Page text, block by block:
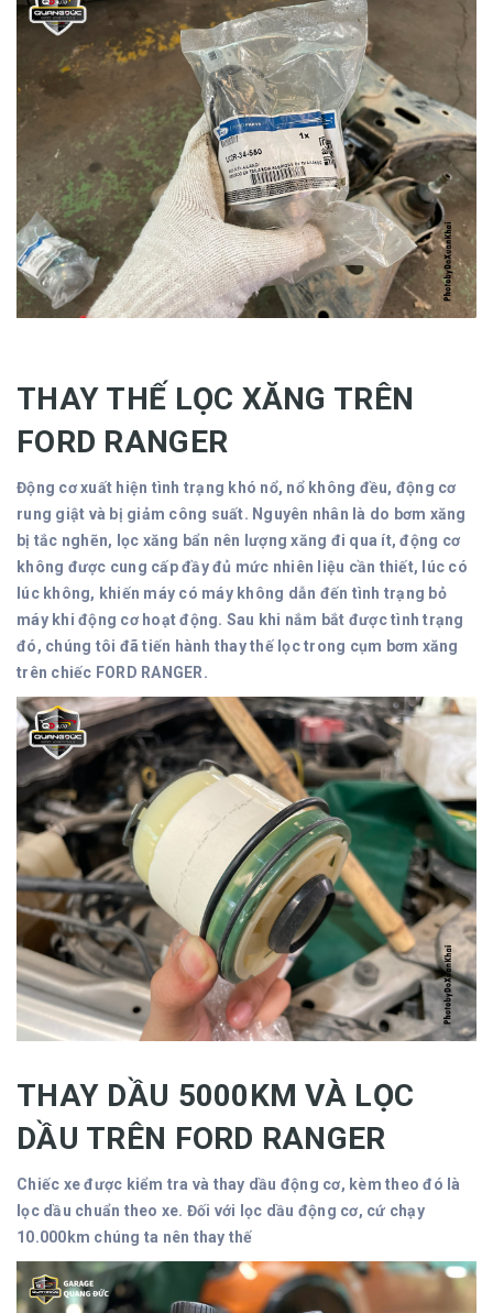
THAY THẾ LỌC XĂNG TRÊN
FORD RANGER
Động cơ xuất hiện tình trạng khó nổ, nổ không đều, động cơ
rung giật và bị giảm công suất. Nguyên nhân là do bơm xăng
bị tắc nghẽn, lọc xăng bẩn nên lượng xăng đi qua ít, động cơ
không được cung cấp đầy đủ mức nhiên liệu cần thiết, lúc có
lúc không, khiến máy có máy không dẫn đến tình trạng bỏ
máy khi động cơ hoạt động. Sau khi nắm bắt được tình trạng
đó, chúng tôi đã tiến hành thay thế lọc trong cụm bơm xăng
trên chiếc FORD RANGER.
THAY DẦU 5000KM VÀ LỌC
DẦU TRÊN FORD RANGER
Chiếc xe được kiểm tra và thay dầu động cơ, kèm theo đó là
lọc dầu chuẩn theo xe. Đối với lọc dầu động cơ, cứ chạy
10.000km chúng ta nên thay thế